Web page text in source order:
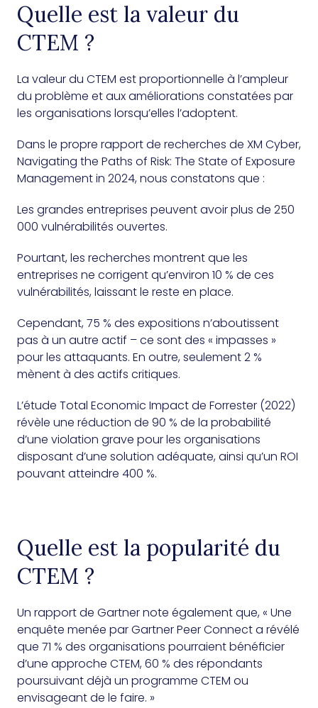
Quelle est la valeur du
CTEM ?
La valeur du CTEM est proportionnelle à l’ampleur
du problème et aux améliorations constatées par
les organisations lorsqu’elles l’adoptent.
Dans le propre rapport de recherches de XM Cyber,
Navigating the Paths of Risk: The State of Exposure
Management in 2024, nous constatons que :
Les grandes entreprises peuvent avoir plus de 250
000 vulnérabilités ouvertes.
Pourtant, les recherches montrent que les
entreprises ne corrigent qu’environ 10 % de ces
vulnérabilités, laissant le reste en place.
Cependant, 75 % des expositions n’aboutissent
pas à un autre actif – ce sont des « impasses »
pour les attaquants. En outre, seulement 2 %
mènent à des actifs critiques.
L’étude Total Economic Impact de Forrester (2022)
révèle une réduction de 90 % de la probabilité
d’une violation grave pour les organisations
disposant d’une solution adéquate, ainsi qu’un ROI
pouvant atteindre 400 %.
Quelle est la popularité du
CTEM ?
Un rapport de Gartner note également que, « Une
enquête menée par Gartner Peer Connect a révélé
que 71 % des organisations pourraient bénéficier
d’une approche CTEM, 60 % des répondants
poursuivant déjà un programme CTEM ou
envisageant de le faire. »